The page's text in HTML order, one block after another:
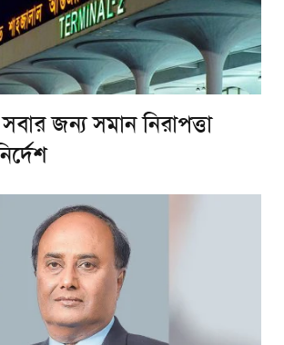
জন্য সমান নিরাপত্তা